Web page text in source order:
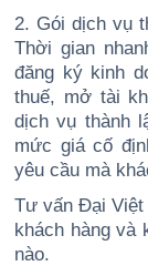
2. Gói dịch vụ
Thời gian
đăng ký kinh
thuế, mở tài
dịch vụ thành
mức giá cố
yêu cầu mà
Tư vấn Đại Việt
khách hàng và
nào.